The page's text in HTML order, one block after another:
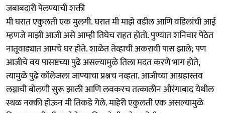
जबाबदारी पेलण्याची शक्ती
मी घरात एकुलती एक मुलगी. घरात मी माझे वडील आणि वडिलांची आई
म्हणजे माझी आजी असे आम्ही तिघेच राहत होतो. पुण्यात शनिवार पेठेत
नातूवाड्यात आमचे घर होते. शाळेत तेव्हाची अकरावी पास झाले; पण
आजीचे वय पासष्टच्या पुढे असल्यामुळे तिला मदत करणे भाग होते,
त्यामुळे पुढे कॉलेजला जाण्याचा प्रश्नच नव्हता. आजीच्या आग्रहास्तव
लग्नाची बोलणी सुरू झाली आणि लवकरच तत्कालीन औरंगाबाद येथील
स्थळ नक्की होऊन मी तिकडे गेले. माहेरी एकुलती एक असल्यामुळे